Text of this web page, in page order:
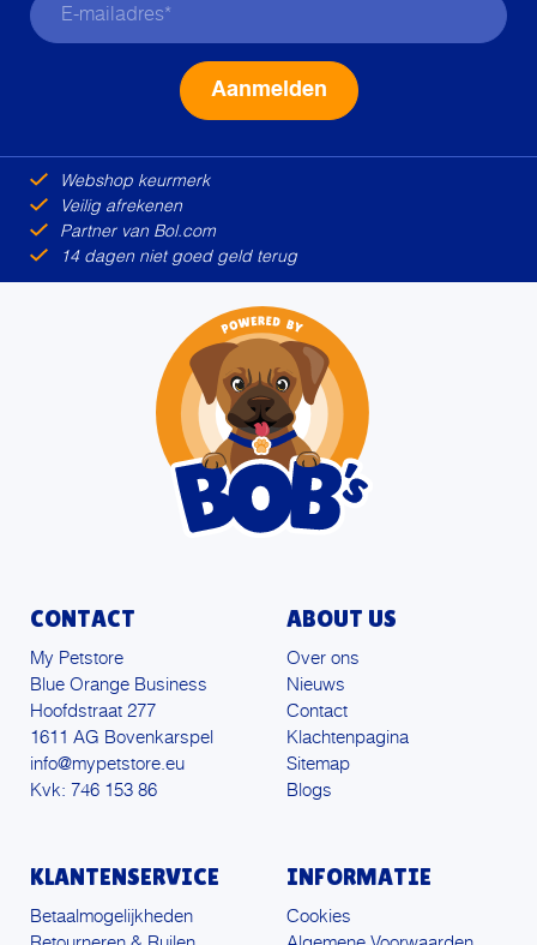
Webshop keurmerk
Veilig afrekenen
Partner van Bol.com
14 dagen niet goed geld terug
CONTACT
My Petstore
Blue Orange Business
Hoofdstraat 277
1611 AG Bovenkarspel
info@mypetstore.eu
Kvk: 746 153 86
ABOUT US
Over ons
Nieuws
Contact
Klachtenpagina
Sitemap
Blogs
KLANTENSERVICE
Betaalmogelijkheden
INFORMATIE
Cookies